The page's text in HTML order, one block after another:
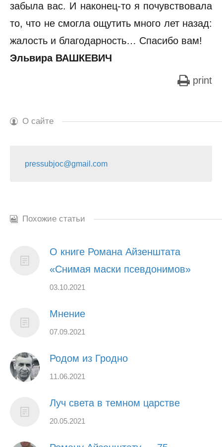
забыла вас. И наконец-то я почувствовала
то, что не смогла ощутить много лет назад:
жалость и благодарность… Спасибо вам!
Эльвира ВАШКЕВИЧ
print
О сайте
pressubjoc@gmail.com
Похожие статьи
О книге Романа Айзенштата
«Снимая маски псевдонимов»
03.10.2021
Мнение
07.09.2021
Родом из Гродно
11.06.2021
Луч света в темном царстве
20.05.2021